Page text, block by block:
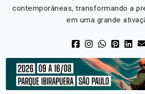
contemporâneas, transformando a
em uma grande